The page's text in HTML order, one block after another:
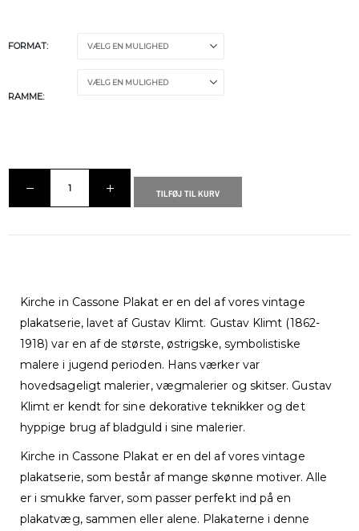
FORMAT
RAMME
TILFØJ TIL KURV
Kirche in Cassone Plakat er en del af vores vintage
plakatserie, lavet af Gustav Klimt. Gustav Klimt (1862-
1918) var en af ​​de største, østrigske, symbolistiske
malere i jugend perioden. Hans værker var
hovedsageligt malerier, vægmalerier og skitser. Gustav
Klimt er kendt for sine dekorative teknikker og det
hyppige brug af bladguld i sine malerier.
Kirche in Cassone Plakat er en del af vores vintage
plakatserie, som består af mange skønne motiver. Alle
er i smukke farver, som passer perfekt ind på en
plakatvæg, sammen eller alene. Plakaterne i denne